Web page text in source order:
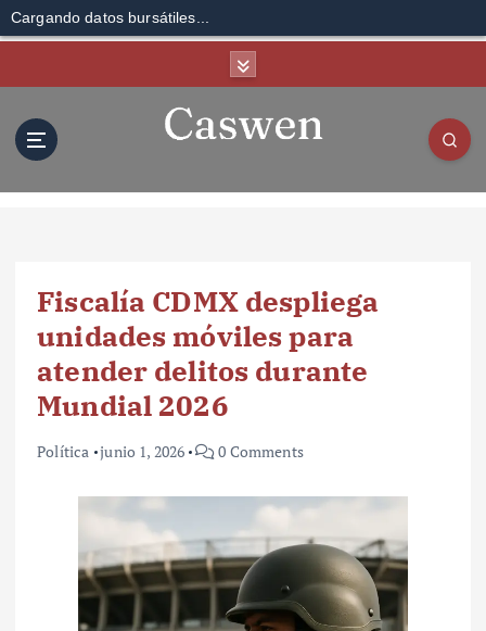
Cargando datos bursátiles...
Fiscalía CDMX despliega
unidades móviles para
atender delitos durante
Mundial 2026
Política junio 1, 2026 0 Comments